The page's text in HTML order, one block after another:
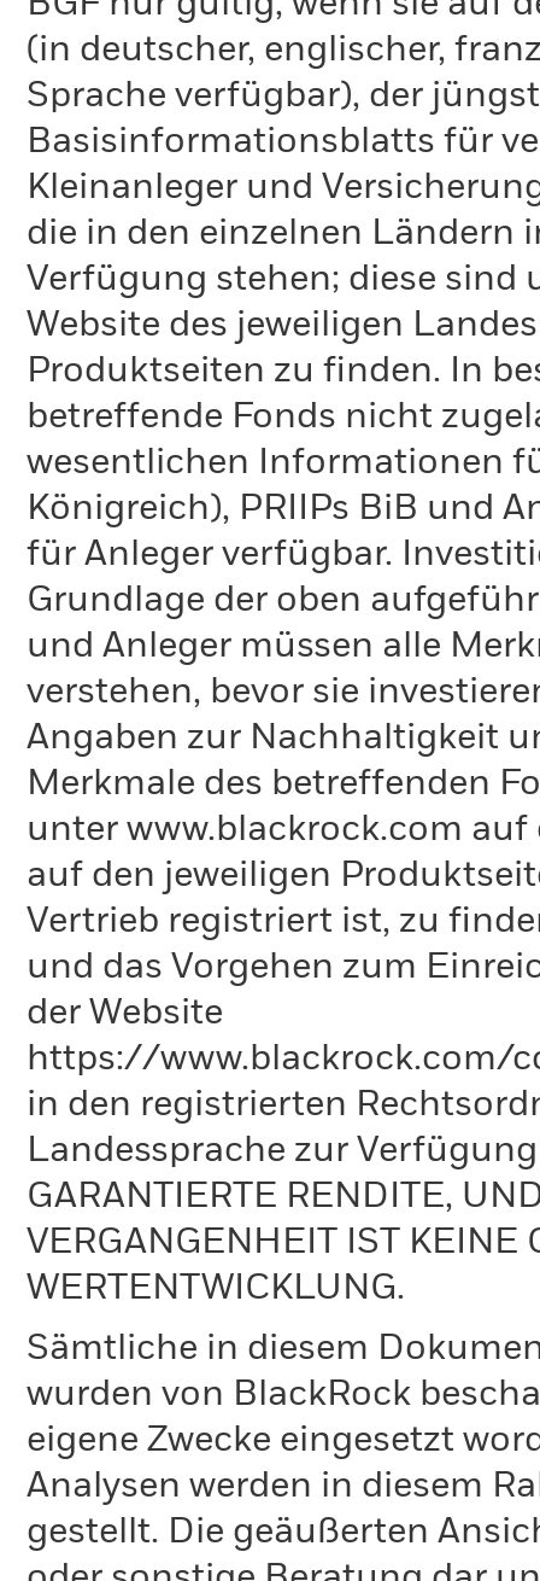
(in deutscher, englischer,
Sprache verfügbar), der
Basisinformationsblatts für
Kleinanleger und
die in den einzelnen Ländern
Verfügung stehen; diese sind
Website des jeweiligen
Produktseiten zu finden. In
betreffende Fonds nicht
wesentlichen Informationen
Königreich), PRIIPs BiB und
für Anleger verfügbar.
Grundlage der oben
und Anleger müssen alle
verstehen, bevor sie
Angaben zur Nachhaltigkeit
Merkmale des betreffenden
unter www.blackrock.com auf
auf den jeweiligen
Vertrieb registriert ist, zu
und das Vorgehen zum
der Website
https://www.blackrock.com/
in den registrierten
Landessprache zur
GARANTIERTE RENDITE,
VERGANGENHEIT IST KEINE
WERTENTWICKLUNG.
Sämtliche in diesem
wurden von BlackRock
eigene Zwecke eingesetzt
Analysen werden in diesem
gestellt. Die geäußerten